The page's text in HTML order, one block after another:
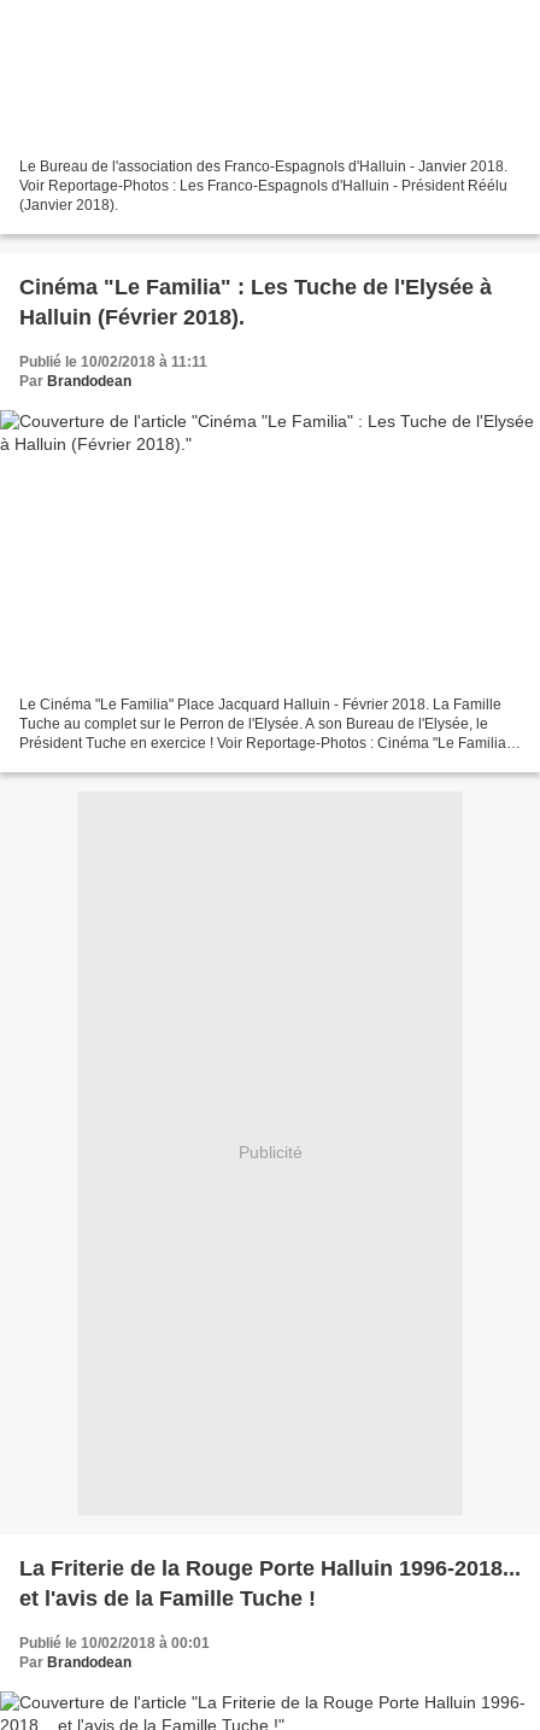
Le Bureau de l'association des Franco-Espagnols d'Halluin - Janvier 2018.
Voir Reportage-Photos : Les Franco-Espagnols d'Halluin - Président Réélu
(Janvier 2018).
Cinéma "Le Familia" : Les Tuche de l'Elysée à
Halluin (Février 2018).
Publié le 10/02/2018 à 11:11
Par Brandodean
Le Cinéma "Le Familia" Place Jacquard Halluin - Février 2018. La Famille
Tuche au complet sur le Perron de l'Elysée. A son Bureau de l'Elysée, le
Président Tuche en exercice ! Voir Reportage-Photos : Cinéma "Le Familia" :
Publicité
La Friterie de la Rouge Porte Halluin 1996-2018...
et l'avis de la Famille Tuche !
Publié le 10/02/2018 à 00:01
Par Brandodean